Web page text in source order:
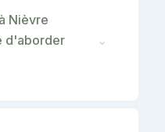
Nièvre
d'aborder
⌄